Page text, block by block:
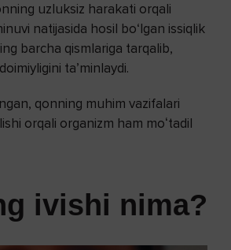
uzluksiz harakati orqali
natijasida hosil bo‘lgan issiqlik
barcha qismlariga tarqalib,
ta’minlaydi.
qonning muhim vazifalari
orqali organizm ham moʻtadil
ivishi nima?